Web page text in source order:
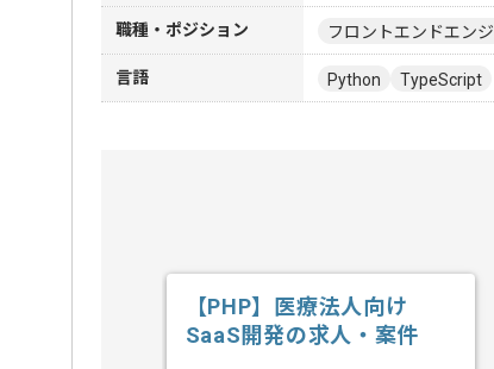
職種・ポジション フロントエンドエン
言語 Python TypeScript
【PHP】医療法人向け
SaaS開発の求人・案件